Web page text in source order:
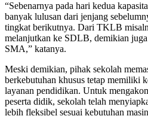
“Sebenarnya pada hari kedua
banyak lulusan dari jenjang
tingkat berikutnya. Dari TKLB
melanjutkan ke SDLB, demikian
SMA,” katanya.
Meski demikian, pihak sekolah
berkebutuhan khusus tetap memiliki
layanan pendidikan. Untuk
peserta didik, sekolah telah
lebih fleksibel sesuai kebutuhan